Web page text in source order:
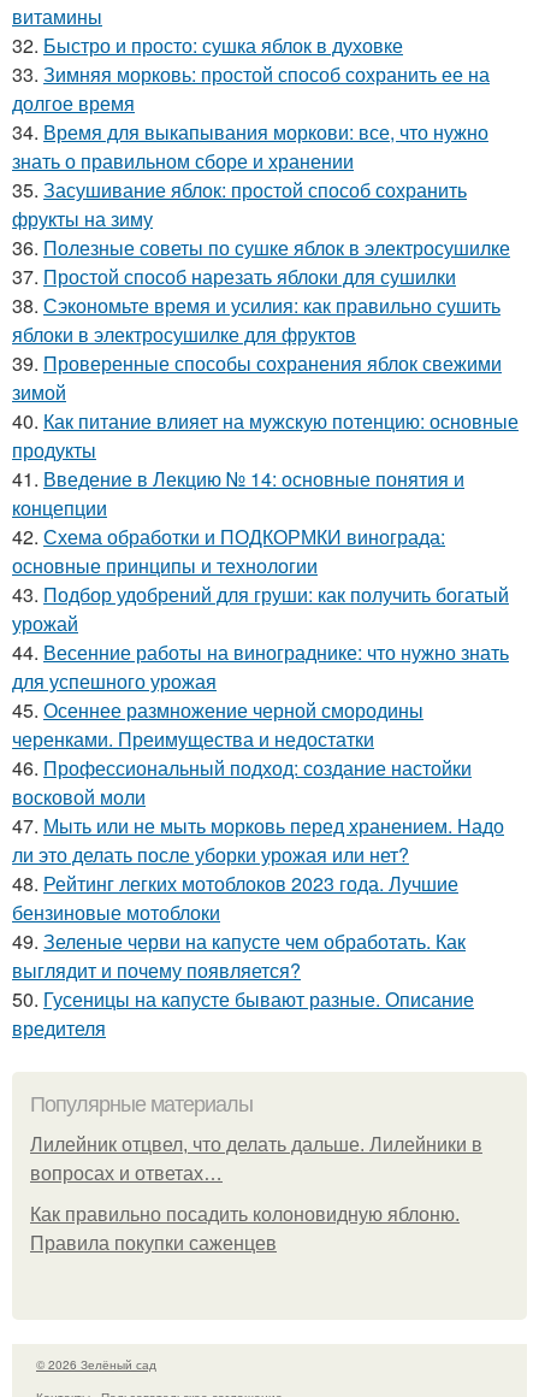
витамины
32. Быстро и просто: сушка яблок в духовке
33. Зимняя морковь: простой способ сохранить ее на
долгое время
34. Время для выкапывания моркови: все, что нужно
знать о правильном сборе и хранении
35. Засушивание яблок: простой способ сохранить
фрукты на зиму
36. Полезные советы по сушке яблок в электросушилке
37. Простой способ нарезать яблоки для сушилки
38. Сэкономьте время и усилия: как правильно сушить
яблоки в электросушилке для фруктов
39. Проверенные способы сохранения яблок свежими
зимой
40. Как питание влияет на мужскую потенцию: основные
продукты
41. Введение в Лекцию № 14: основные понятия и
концепции
42. Схема обработки и ПОДКОРМКИ винограда:
основные принципы и технологии
43. Подбор удобрений для груши: как получить богатый
урожай
44. Весенние работы на винограднике: что нужно знать
для успешного урожая
45. Осеннее размножение черной смородины
черенками. Преимущества и недостатки
46. Профессиональный подход: создание настойки
восковой моли
47. Мыть или не мыть морковь перед хранением. Надо
ли это делать после уборки урожая или нет?
48. Рейтинг легких мотоблоков 2023 года. Лучшие
бензиновые мотоблоки
49. Зеленые черви на капусте чем обработать. Как
выглядит и почему появляется?
50. Гусеницы на капусте бывают разные. Описание
вредителя
Популярные материалы
Лилейник отцвел, что делать дальше. Лилейники в
вопросах и ответах…
Как правильно посадить колоновидную яблоню.
Правила покупки саженцев
© 2026 Зелёный сад